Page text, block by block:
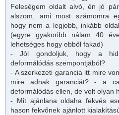
Feleségem oldalt alvó, én jó
alszom, ami most számomra
hogy nem a legjobb, inkább
(egyre gyakoribb nálam 40
lehetséges hogy ebből fakad)
- Jól gondoljuk, hogy a
deformálódás szempontjából?
- A szerkezeti garancia itt mire
mire adnak garanciát? - a
deformálódás ellen, de volt olyan
- Mit ajánlana oldalra fekvés
hason fekvőnek ajánlott